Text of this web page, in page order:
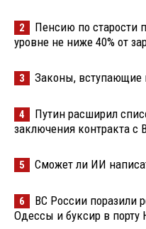
2
Пенсию по старости
уровне не ниже 40% от
3 Законы, вступающие
4
Путин расширил
заключения контракта с
5 Сможет ли ИИ
6
ВС России поразили
Одессы и буксир в порту